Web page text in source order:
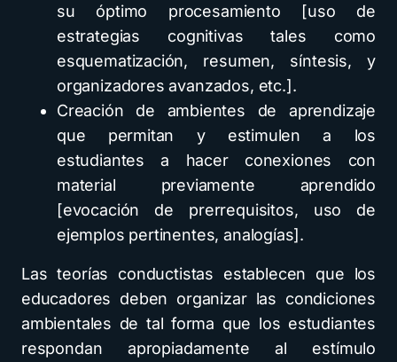
su óptimo procesamiento [uso de
estrategias cognitivas tales como
esquematización, resumen, síntesis, y
organizadores avanzados, etc.].
Creación de ambientes de aprendizaje
que permitan y estimulen a los
estudiantes a hacer conexiones con
material previamente aprendido
[evocación de prerrequisitos, uso de
ejemplos pertinentes, analogías].
Las teorías conductistas establecen que los
educadores deben organizar las condiciones
ambientales de tal forma que los estudiantes
respondan apropiadamente al estímulo